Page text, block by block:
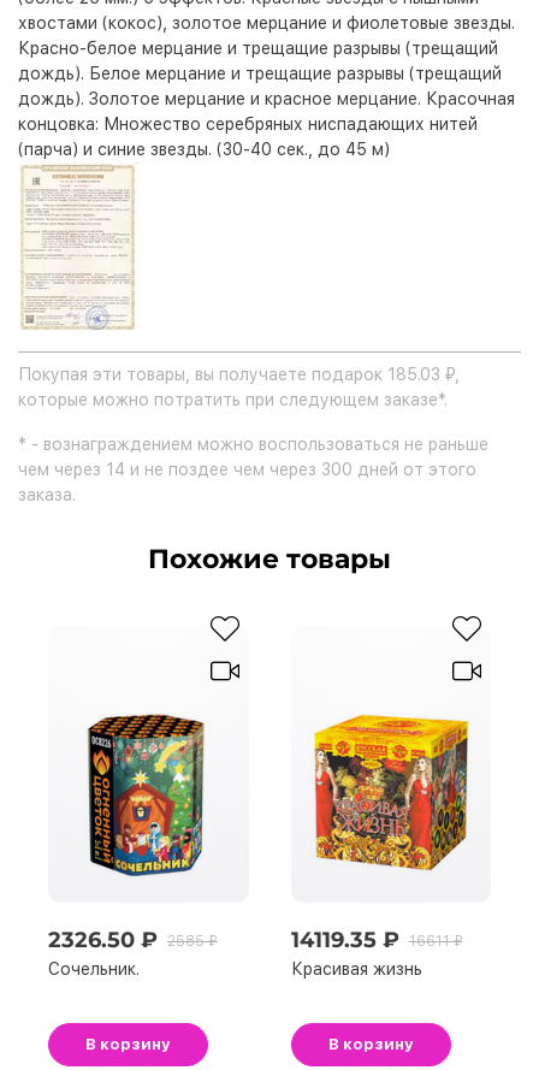
хвостами (кокос), золотое мерцание и фиолетовые звезды.
Красно-белое мерцание и трещащие разрывы (трещащий
дождь). Белое мерцание и трещащие разрывы (трещащий
дождь). Золотое мерцание и красное мерцание. Красочная
концовка: Множество серебряных ниспадающих нитей
(парча) и синие звезды. (30-40 сек., до 45 м)
Покупая эти товары, вы получаете подарок 185.03 ₽,
которые можно потратить при следующем заказе*.
* - вознаграждением можно воспользоваться не раньше
чем через 14 и не поздее чем через 300 дней от этого
заказа.
Похожие товары
2326.50 ₽ 2585 ₽
Сочельник.
В корзину
14119.35 ₽ 16611 ₽
Красивая жизнь
В корзину